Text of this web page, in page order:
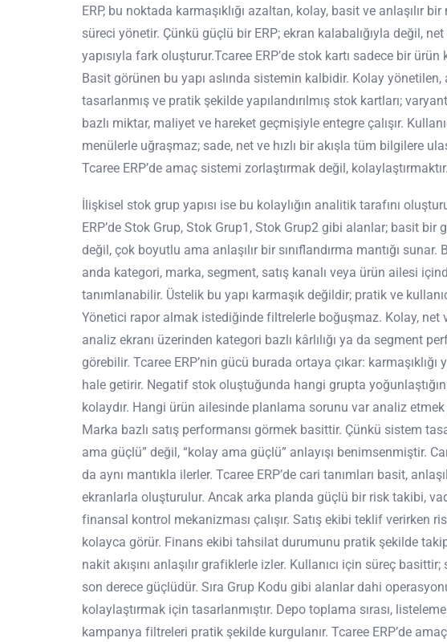
ERP, bu noktada karmaşıklığı azaltan, kolay, basit ve anlaşılır
süreci yönetir. Çünkü güçlü bir ERP; ekran kalabalığıyla değil,
yapısıyla fark oluşturur.Tcaree ERP’de stok kartı sadece bir ürün
Basit görünen bu yapı aslında sistemin kalbidir. Kolay yönetilen,
tasarlanmış ve pratik şekilde yapılandırılmış stok kartları;
bazlı miktar, maliyet ve hareket geçmişiyle entegre çalışır.
menülerle uğraşmaz; sade, net ve hızlı bir akışla tüm bilgilere
Tcaree ERP’de amaç sistemi zorlaştırmak değil, kolaylaştırmaktır.
İlişkisel stok grup yapısı ise bu kolaylığın analitik tarafını
ERP’de Stok Grup, Stok Grup1, Stok Grup2 gibi alanlar; basit bir
değil, çok boyutlu ama anlaşılır bir sınıflandırma mantığı sunar.
anda kategori, marka, segment, satış kanalı veya ürün ailesi
tanımlanabilir. Üstelik bu yapı karmaşık değildir; pratik ve
Yönetici rapor almak istediğinde filtrelerle boğuşmaz. Kolay, net
analiz ekranı üzerinden kategori bazlı kârlılığı ya da segment
görebilir. Tcaree ERP’nin gücü burada ortaya çıkar: karmaşıklığı
hale getirir. Negatif stok oluştuğunda hangi grupta
kolaydır. Hangi ürün ailesinde planlama sorunu var analiz
Marka bazlı satış performansı görmek basittir. Çünkü sistem
ama güçlü” değil, “kolay ama güçlü” anlayışı benimsenmiştir.
da aynı mantıkla ilerler. Tcaree ERP’de cari tanımları basit,
ekranlarla oluşturulur. Ancak arka planda güçlü bir risk takibi,
finansal kontrol mekanizması çalışır. Satış ekibi teklif verirken
kolayca görür. Finans ekibi tahsilat durumunu pratik şekilde
nakit akışını anlaşılır grafiklerle izler. Kullanıcı için süreç
son derece güçlüdür. Sıra Grup Kodu gibi alanlar dahi
kolaylaştırmak için tasarlanmıştır. Depo toplama sırası,
kampanya filtreleri pratik şekilde kurgulanır. Tcaree ERP’de amaç;